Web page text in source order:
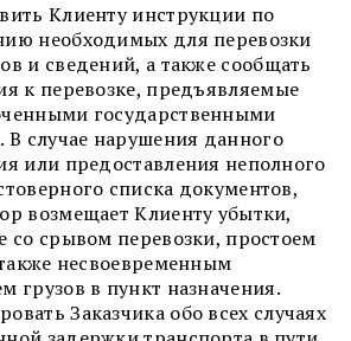
Клиенту инструкции по
необходимых для перевозки
и сведений, а также сообщать
к перевозке, предъявляемые
государственными
В случае нарушения данного
или предоставления неполного
списка документов,
возмещает Клиенту убытки,
со срывом перевозки, простоем
несвоевременным
грузов в пункт назначения.
Заказчика обо всех случаях